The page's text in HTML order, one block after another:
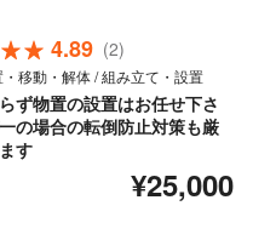
4.89 (2)
移動・解体 / 組み立て・設置
ず物置の設置はお任せ下さ
の場合の転倒防止対策も厳
す
¥25,000